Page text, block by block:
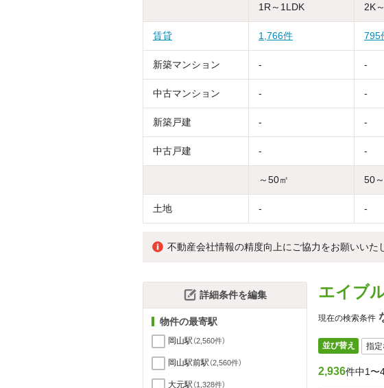
1R～1LDK 2K
賃貸 1,766件 795
新築マンション - -
中古マンション - -
新築戸建 - -
中古戸建 - -
～50㎡ 50
土地 - -
不動産会社情報の精度向上にご協力をお願いい
エイブ
現在の検索条件
並び替え
2,936件中1〜
詳細条件を編集
物件の最寄駅
岡山駅 （2,560件）
岡山駅前駅 （2,560件）
大元駅 （1,328件）